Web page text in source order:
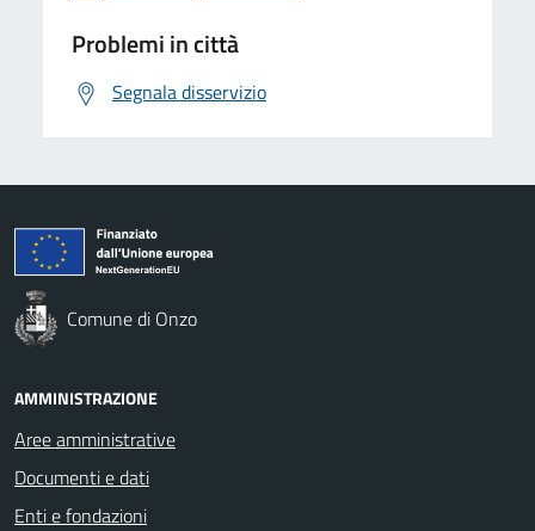
Problemi in città
Segnala disservizio
Comune di Onzo
AMMINISTRAZIONE
Aree amministrative
Documenti e dati
Enti e fondazioni